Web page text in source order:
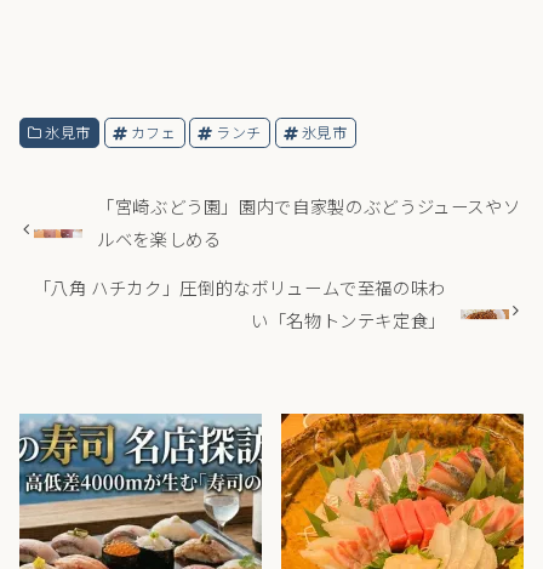
氷見市 カフェ ランチ 氷見市
「宮崎ぶどう園」園内で自家製のぶどうジュースやソ
ルベを楽しめる
「八角 ハチカク」圧倒的なボリュームで至福の味わ
い「名物トンテキ定食」